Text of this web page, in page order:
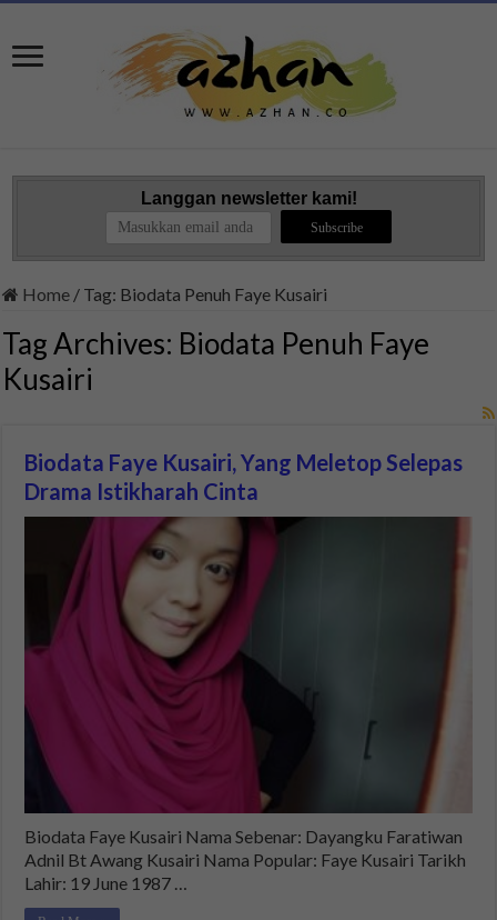
Langgan newsletter kami!
Home / Tag: Biodata Penuh Faye Kusairi
Tag Archives: Biodata Penuh Faye
Kusairi
Biodata Faye Kusairi, Yang Meletop Selepas
Drama Istikharah Cinta
Biodata Faye Kusairi Nama Sebenar: Dayangku Faratiwan
Adnil Bt Awang Kusairi Nama Popular: Faye Kusairi Tarikh
Lahir: 19 June 1987 …